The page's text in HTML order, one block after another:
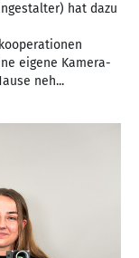
hat dazu
eigene Kamera-
neh...